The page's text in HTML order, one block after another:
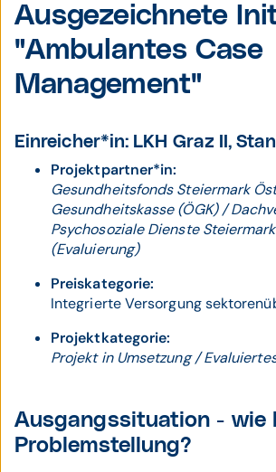
Ausgezeichnete
"Ambulantes Case
Management"
Einreicher*in: LKH Graz II,
Projektpartner*in:
Gesundheitsfonds Steiermark
Gesundheitskasse (ÖGK) /
Psychosoziale Dienste
(Evaluierung)
Preiskategorie:
Integrierte Versorgung
Projektkategorie:
Projekt in Umsetzung /
Ausgangssituation - wie
Problemstellung?